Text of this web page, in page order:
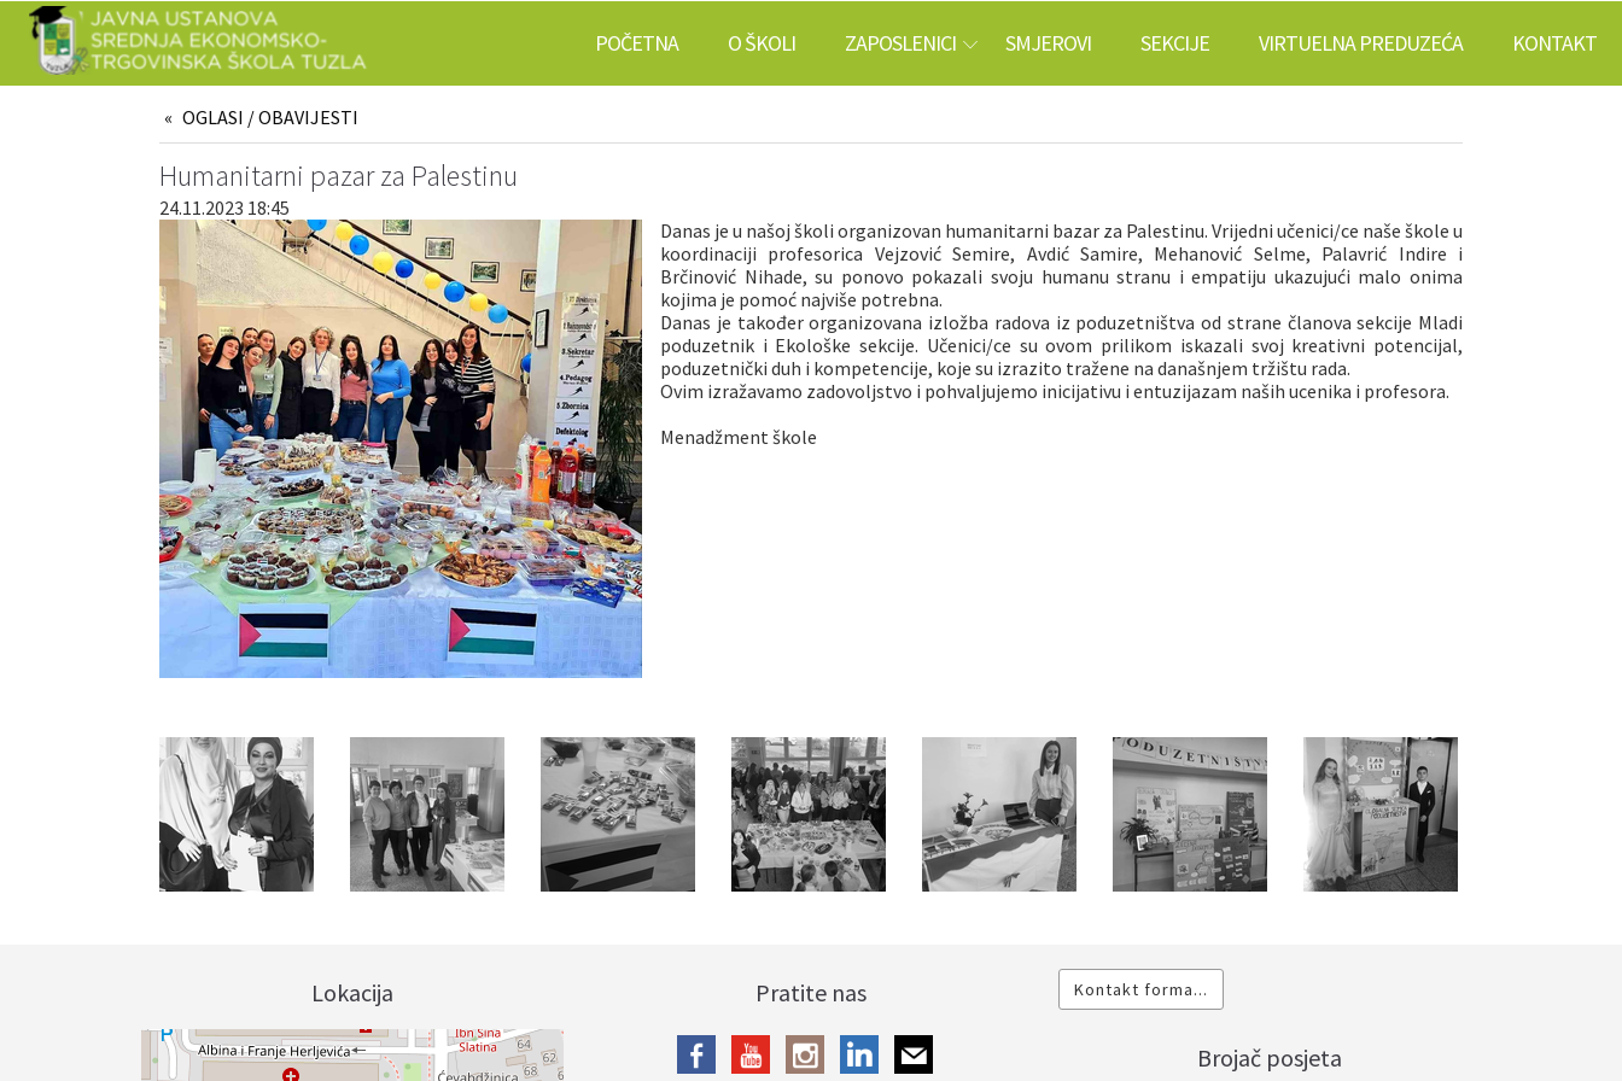
POČETNA O ŠKOLI ZAPOSLENICI SMJEROVI SEKCIJE VIRTUELNA PREDUZEĆA KONTAKT
OGLASI / OBAVIJESTI
Humanitarni pazar za Palestinu
24.11.2023 18:45
Danas je u našoj školi organizovan humanitarni bazar za Palestinu. Vrijedni učenici/ce naše škole u
koordinaciji profesorica Vejzović Semire, Avdić Samire, Mehanović Selme, Palavrić Indire i
Brčinović Nihade, su ponovo pokazali svoju humanu stranu i empatiju ukazujući malo onima
kojima je pomoć najviše potrebna.
Danas je također organizovana izložba radova iz poduzetništva od strane članova sekcije Mladi
poduzetnik i Ekološke sekcije. Učenici/ce su ovom prilikom iskazali svoj kreativni potencijal,
poduzetnički duh i kompetencije, koje su izrazito tražene na današnjem tržištu rada.
Ovim izražavamo zadovoljstvo i pohvaljujemo inicijativu i entuzijazam naših ucenika i profesora.
Menadžment škole
Lokacija Pratite nas Kontakt forma...
Brojač posjeta